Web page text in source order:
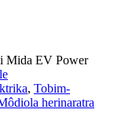
Mida EV Power
, Tobim-
herinaratra